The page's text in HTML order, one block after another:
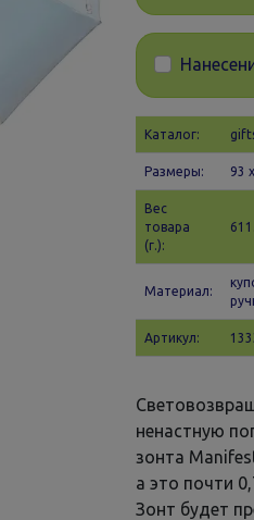
Каталог:
Размеры: 93
Вес
товара
(г.):
Материал:
Артикул:
ненастную
зонта
а это почти
Зонт будет